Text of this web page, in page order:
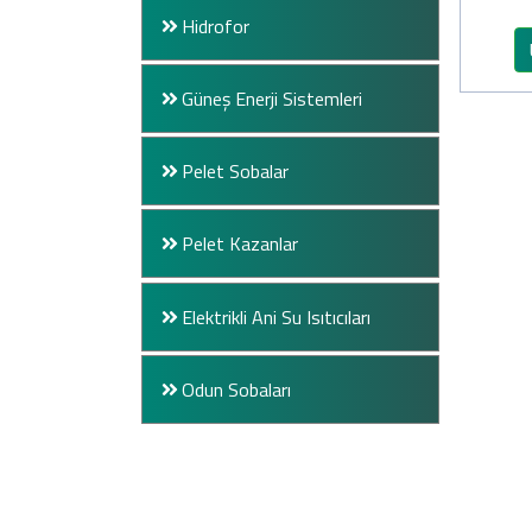
Hidrofor
Güneş Enerji Sistemleri
Pelet Sobalar
Pelet Kazanlar
Elektrikli Ani Su Isıtıcıları
Odun Sobaları